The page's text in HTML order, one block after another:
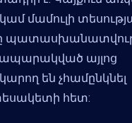
մամուլի
այլոց
են չհամընկնել
հետ: